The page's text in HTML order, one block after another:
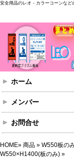
安全用品のレオ - カラーコーンなど
ホーム
メンバー
お問合せ
HOME» 商品 » W550板の
W550×H1400(板のみ) »